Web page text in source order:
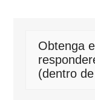
Obtenga
(dentro